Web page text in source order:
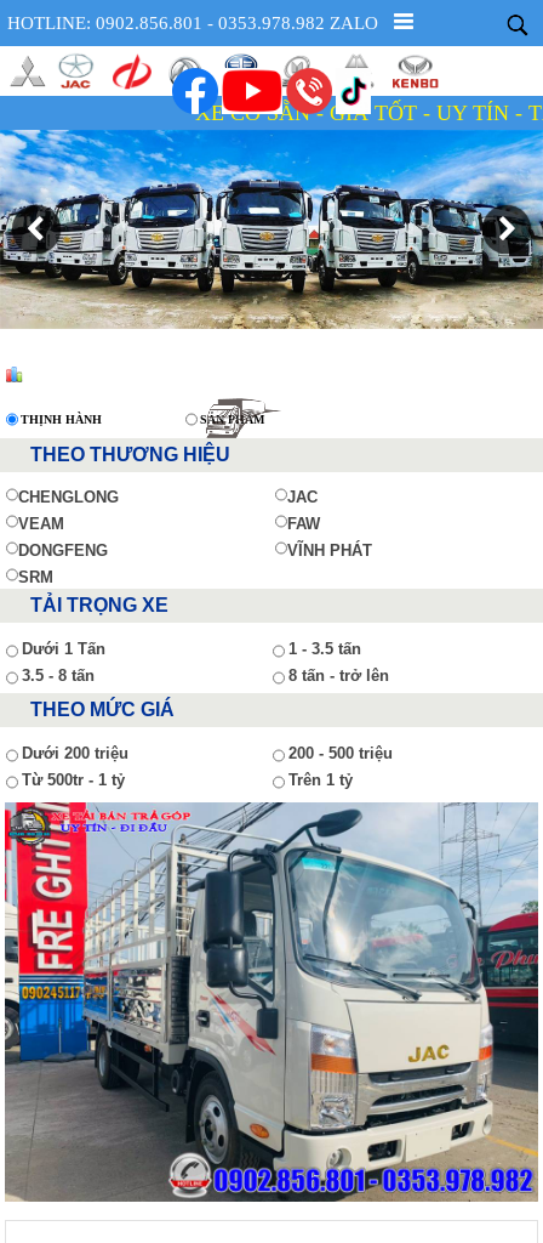
HOTLINE: 0902.856.801 - 0353.978.982 ZALO
XE CÓ SẴN - GIÁ TỐT - UY TÍN - TẬN TÂM
THỊNH HÀNH SẢN PHẨM
THEO THƯƠNG HIỆU
CHENGLONG
JAC
VEAM
FAW
DONGFENG
VĨNH PHÁT
SRM
TẢI TRỌNG XE
Dưới 1 Tấn
1 - 3.5 tấn
3.5 - 8 tấn
8 tấn - trở lên
THEO MỨC GIÁ
Dưới 200 triệu
200 - 500 triệu
Từ 500tr - 1 tỷ
Trên 1 tỷ